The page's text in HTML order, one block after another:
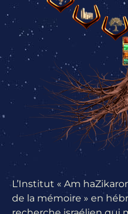
L’Institut « Am
de la mémoire » en